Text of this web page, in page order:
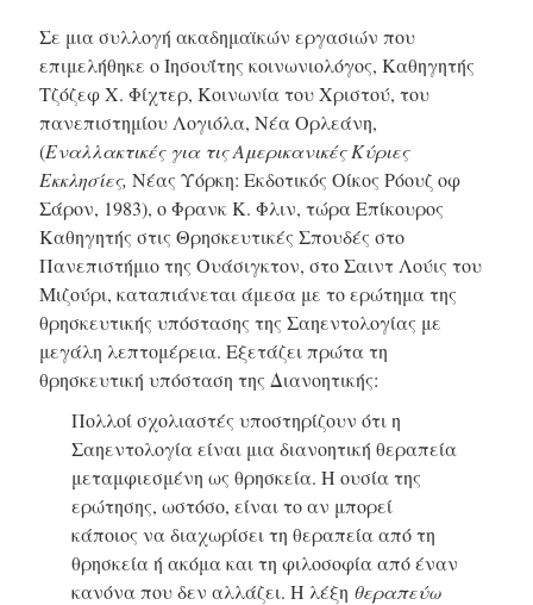
Σε μια συλλογή ακαδημαϊκών εργασιών που
επιμελήθηκε ο Ιησουΐτης κοινωνιολόγος, Καθηγητής
Τζόζεφ Χ. Φίχτερ, Κοινωνία του Χριστού, του
πανεπιστημίου Λογιόλα, Νέα Ορλεάνη,
(Εναλλακτικές για τις Αμερικανικές Κύριες
Εκκλησίες, Νέας Υόρκη: Εκδοτικός Οίκος Ρόουζ οφ
Σάρον, 1983), ο ΦρανκK. Φλιν, τώρα Επίκουρος
Καθηγητής στις Θρησκευτικές Σπουδές στο
Πανεπιστήμιο της Ουάσιγκτον, στο Σαιντ Λούις του
Μιζούρι, καταπιάνεται άμεσα με το ερώτημα της
θρησκευτικής υπόστασης της Σαηεντολογίας με
μεγάλη λεπτομέρεια. Εξετάζει πρώτα τη
θρησκευτική υπόσταση της Διανοητικής:
Πολλοί σχολιαστές υποστηρίζουν ότι η
Σαηεντολογία είναι μια διανοητική θεραπεία
μεταμφιεσμένη ως θρησκεία. Η ουσία της
ερώτησης, ωστόσο, είναι το αν μπορεί
κάποιος να διαχωρίσει τη θεραπεία από τη
θρησκεία ή ακόμα και τη φιλοσοφία από έναν
κανόνα που δεν αλλάζει. Η λέξη θεραπεύω